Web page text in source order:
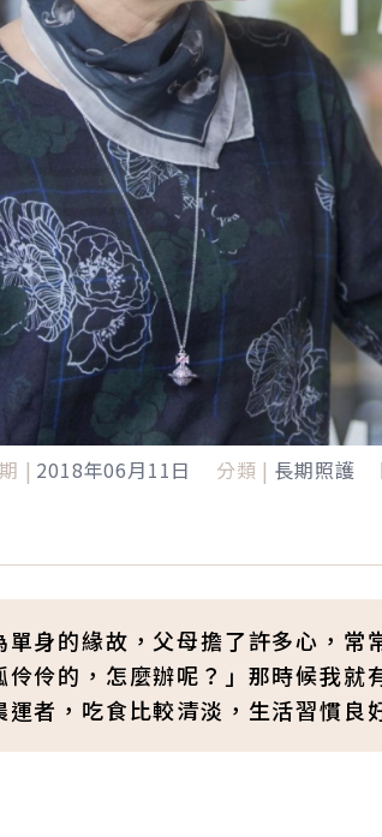
| 2018年06月11日 分類 | 長期照護
單身的緣故，父母擔了許多心，
伶伶的，怎麼辦呢？」那時候我
者，吃食比較清淡，生活習慣良